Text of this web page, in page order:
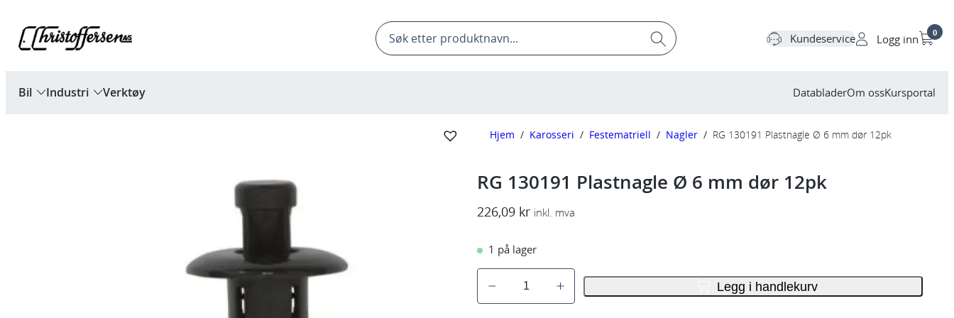
innhold
Products
search Kundeservice Logg inn 0
Bil Industri Verktøy DatabladerOm ossKursportal
Hjem / Karosseri / Festematriell / Nagler / RG 130191 Plastnagle Ø 6 mm dør 12pk
RG 130191 Plastnagle Ø 6 mm dør 12pk
226,09 kr inkl. mva
1 på lager
G
Legg i handlekurv